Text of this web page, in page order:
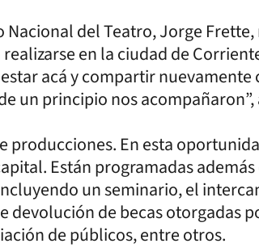
del Teatro, Jorge
en la ciudad de
acá y compartir
un principio nos acompañaron”,
producciones. En esta
Están programadas
un seminario, el
devolución de becas otorgadas
de públicos, entre otros.